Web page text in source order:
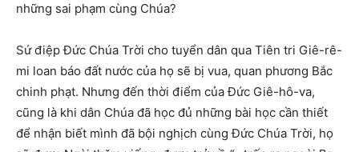
những sai phạm cùng Chúa?
Sứ điệp Đức Chúa Trời cho tuyển dân qua Tiên tri Giê-rê-
mi loan báo đất nước của họ sẽ bị vua, quan phương Bắc
chinh phạt. Nhưng đến thời điểm của Đức Giê-hô-va,
cũng là khi dân Chúa đã học đủ những bài học cần thiết
để nhận biết mình đã bội nghịch cùng Đức Chúa Trời, họ